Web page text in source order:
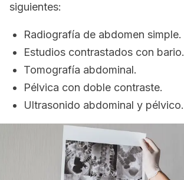
siguientes:
Radiografía de abdomen simple.
Estudios contrastados con bario.
Tomografía abdominal.
Pélvica con doble contraste.
Ultrasonido abdominal y pélvico.